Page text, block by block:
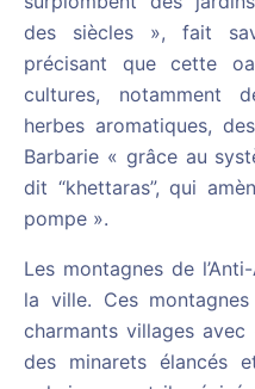
des siècles », fait
précisant que cette
cultures, notamment
herbes aromatiques,
Barbarie « grâce au
dit “khettaras”, qui
pompe ».
Les montagnes de
la ville. Ces
charmants villages
des minarets élancés